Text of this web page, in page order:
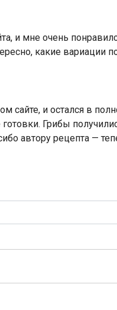
и мне очень
какие вариации
сайте, и остался в
Грибы
автору рецепта —